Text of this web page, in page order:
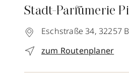
Stadt-Parfümerie
Eschstraße 34, 32257
zum Routenplaner